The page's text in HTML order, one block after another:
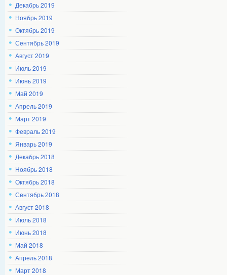
Декабрь 2019
Ноябрь 2019
Октябрь 2019
Сентябрь 2019
Август 2019
Июль 2019
Июнь 2019
Май 2019
Апрель 2019
Март 2019
Февраль 2019
Январь 2019
Декабрь 2018
Ноябрь 2018
Октябрь 2018
Сентябрь 2018
Август 2018
Июль 2018
Июнь 2018
Май 2018
Апрель 2018
Март 2018